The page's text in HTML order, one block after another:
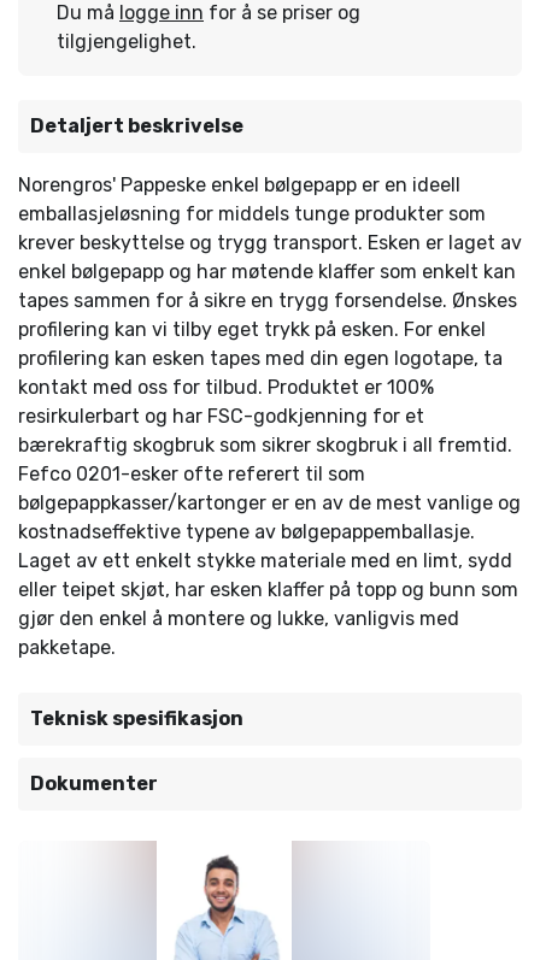
Du må logge inn for å se priser og
tilgjengelighet.
Detaljert beskrivelse
Norengros' Pappeske enkel bølgepapp er en ideell
emballasjeløsning for middels tunge produkter som
krever beskyttelse og trygg transport. Esken er laget av
enkel bølgepapp og har møtende klaffer som enkelt kan
tapes sammen for å sikre en trygg forsendelse. Ønskes
profilering kan vi tilby eget trykk på esken. For enkel
profilering kan esken tapes med din egen logotape, ta
kontakt med oss for tilbud. Produktet er 100%
resirkulerbart og har FSC-godkjenning for et
bærekraftig skogbruk som sikrer skogbruk i all fremtid.
Fefco 0201-esker ofte referert til som
bølgepappkasser/kartonger er en av de mest vanlige og
kostnadseffektive typene av bølgepappemballasje.
Laget av ett enkelt stykke materiale med en limt, sydd
eller teipet skjøt, har esken klaffer på topp og bunn som
gjør den enkel å montere og lukke, vanligvis med
pakketape.
Teknisk spesifikasjon
Dokumenter